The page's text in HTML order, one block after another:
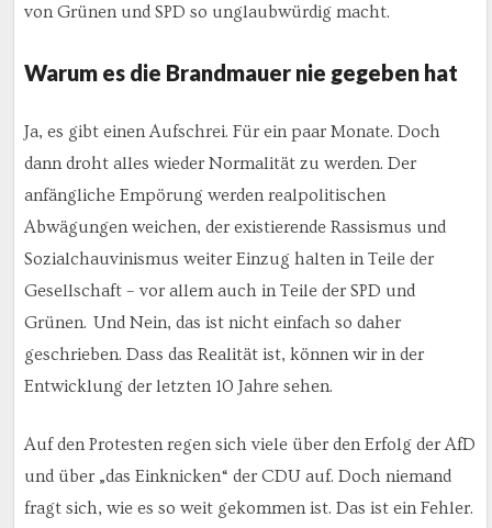
von Grünen und SPD so unglaubwürdig macht.
Warum es die Brandmauer nie gegeben hat
Ja, es gibt einen Aufschrei. Für ein paar Monate. Doch
dann droht alles wieder Normalität zu werden. Der
anfängliche Empörung werden realpolitischen
Abwägungen weichen, der existierende Rassismus und
Sozialchauvinismus weiter Einzug halten in Teile der
Gesellschaft – vor allem auch in Teile der SPD und
Grünen. Und Nein, das ist nicht einfach so daher
geschrieben. Dass das Realität ist, können wir in der
Entwicklung der letzten 10 Jahre sehen.
Auf den Protesten regen sich viele über den Erfolg der AfD
und über „das Einknicken“ der CDU auf. Doch niemand
fragt sich, wie es so weit gekommen ist. Das ist ein Fehler.